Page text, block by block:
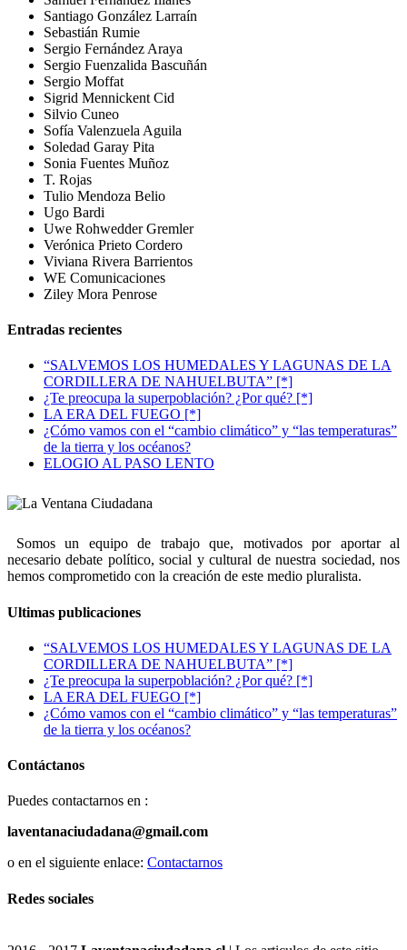
Santiago González Larraín
Sebastián Rumie
Sergio Fernández Araya
Sergio Fuenzalida Bascuñán
Sergio Moffat
Sigrid Mennickent Cid
Silvio Cuneo
Sofía Valenzuela Aguila
Soledad Garay Pita
Sonia Fuentes Muñoz
T. Rojas
Tulio Mendoza Belio
Ugo Bardi
Uwe Rohwedder Gremler
Verónica Prieto Cordero
Viviana Rivera Barrientos
WE Comunicaciones
Ziley Mora Penrose
Entradas recientes
“SALVEMOS LOS HUMEDALES Y LAGUNAS DE LA
CORDILLERA DE NAHUELBUTA” [*]
¿Te preocupa la superpoblación? ¿Por qué? [*]
LA ERA DEL FUEGO [*]
¿Cómo vamos con el “cambio climático” y “las temperaturas”
de la tierra y los océanos?
ELOGIO AL PASO LENTO
Somos un equipo de trabajo que, motivados por aportar al
necesario debate político, social y cultural de nuestra sociedad, nos
hemos comprometido con la creación de este medio pluralista.
Ultimas publicaciones
“SALVEMOS LOS HUMEDALES Y LAGUNAS DE LA
CORDILLERA DE NAHUELBUTA” [*]
¿Te preocupa la superpoblación? ¿Por qué? [*]
LA ERA DEL FUEGO [*]
¿Cómo vamos con el “cambio climático” y “las temperaturas”
de la tierra y los océanos?
Contáctanos
Puedes contactarnos en :
laventanaciudadana@gmail.com
o en el siguiente enlace: Contactarnos
Redes sociales